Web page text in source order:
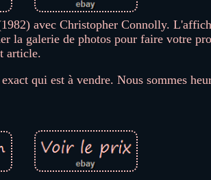
avec Christopher Connolly.
la galerie de photos pour faire votre
article.
qui est à vendre. Nous sommes